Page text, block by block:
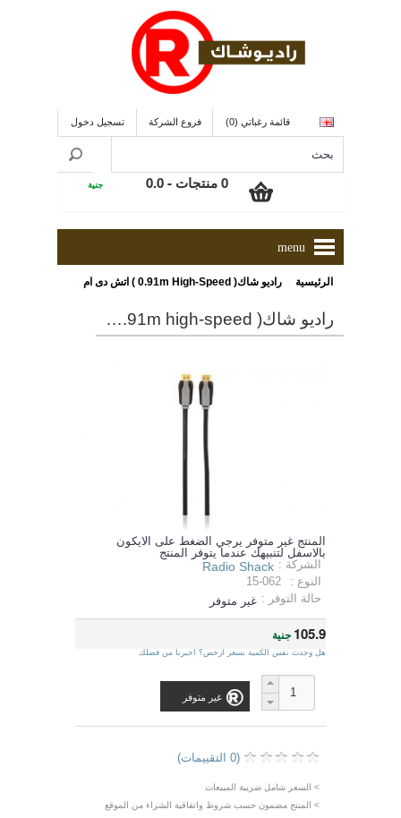
قائمة رغباتي (0) فروع الشركة تسجيل دخول
0 منتجات - 0.0 جنية
menu
الرئيسية راديو شاك( 0.91m High-Speed ) اتش دى ام اى
راديو شاك( 0.91m high-speed ) اتش دى ام اى
المنتج غير متوفر يرجي الضغط على الايكون
بالاسفل لتنبيهك عندما يتوفر المنتج
الشركة : Radio Shack
النوع :
15-062
حالة التوفر : غير متوفر
105.9 جنية
هل وجدت نفس الكمية بسعر ارخص؟ اخبرنا من فضلك
غير متوفر
(0 التقييمات)
> السعر شامل ضريبة المبيعات
> المنتج مضمون حسب شروط واتفاقية الشراء من الموقع